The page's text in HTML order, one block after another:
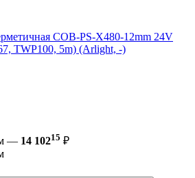
COB-PS-X480-12mm 24V
TWP100, 5m) (Arlight, -)
м — 14 10215 ₽